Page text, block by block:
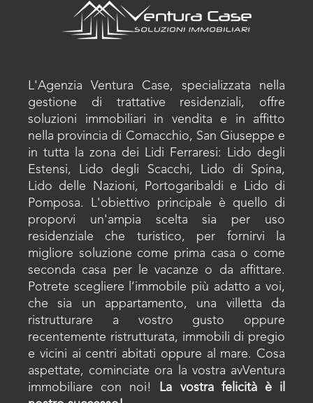
L'Agenzia Ventura Case, specializzata nella
gestione di trattative residenziali, offre
soluzioni immobiliari in vendita e in affitto
nella provincia di Comacchio, San Giuseppe e
in tutta la zona dei Lidi Ferraresi: Lido degli
Estensi, Lido degli Scacchi, Lido di Spina,
Lido delle Nazioni, Portogaribaldi e Lido di
Pomposa. L'obiettivo principale è quello di
proporvi un'ampia scelta sia per uso
residenziale che turistico, per fornirvi la
migliore soluzione come prima casa o come
seconda casa per le vacanze o da affittare.
Potrete scegliere l’immobile più adatto a voi,
che sia un appartamento, una villetta da
ristrutturare a vostro gusto oppure
recentemente ristrutturata, immobili di pregio
e vicini ai centri abitati oppure al mare. Cosa
aspettate, cominciate ora la vostra avVentura
immobiliare con noi!
La vostra felicità è il